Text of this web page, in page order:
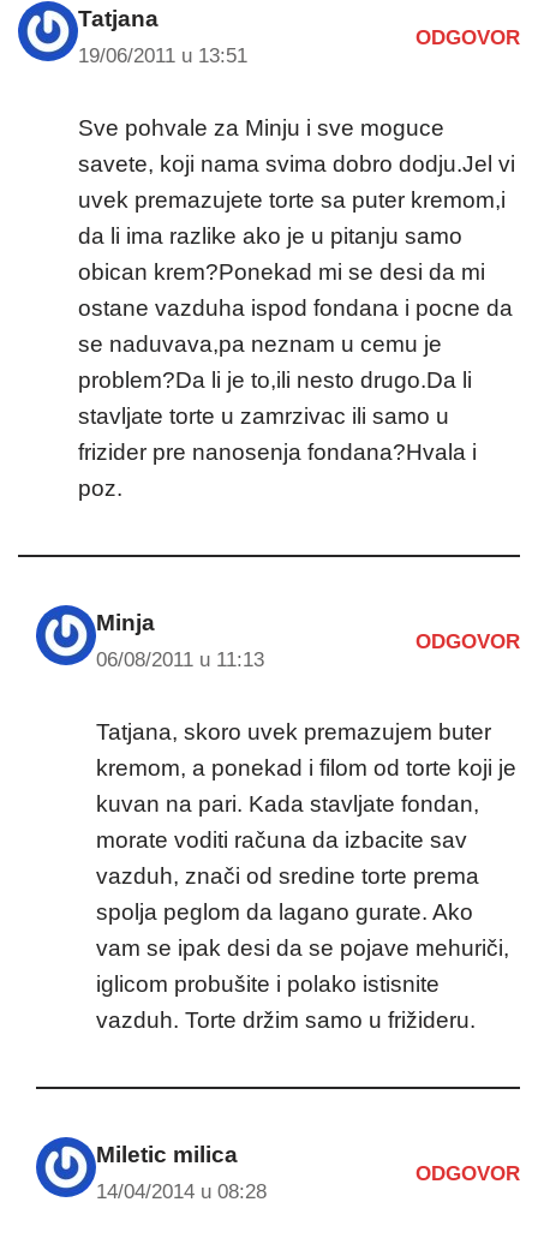
Tatjana
19/06/2011 u 13:51
ODGOVOR
Sve pohvale za Minju i sve moguce
savete, koji nama svima dobro dodju.Jel vi
uvek premazujete torte sa puter kremom,i
da li ima razlike ako je u pitanju samo
obican krem?Ponekad mi se desi da mi
ostane vazduha ispod fondana i pocne da
se naduvava,pa neznam u cemu je
problem?Da li je to,ili nesto drugo.Da li
stavljate torte u zamrzivac ili samo u
frizider pre nanosenja fondana?Hvala i
poz.
Minja
06/08/2011 u 11:13
ODGOVOR
Tatjana, skoro uvek premazujem buter
kremom, a ponekad i filom od torte koji je
kuvan na pari. Kada stavljate fondan,
morate voditi računa da izbacite sav
vazduh, znači od sredine torte prema
spolja peglom da lagano gurate. Ako
vam se ipak desi da se pojave mehuriči,
iglicom probušite i polako istisnite
vazduh. Torte držim samo u frižideru.
Miletic milica
14/04/2014 u 08:28
ODGOVOR